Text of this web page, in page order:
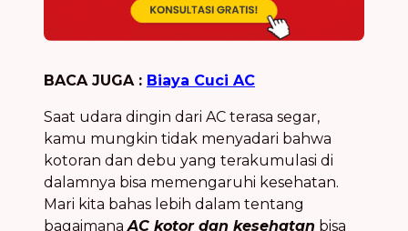
BACA JUGA : Biaya Cuci AC
Saat udara dingin dari AC terasa segar,
kamu mungkin tidak menyadari bahwa
kotoran dan debu yang terakumulasi di
dalamnya bisa memengaruhi kesehatan.
Mari kita bahas lebih dalam tentang
bagaimanaAC kotor dan kesehatan bisa